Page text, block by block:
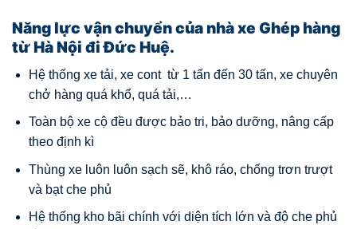
Năng lực vận chuyển của nhà xe Ghép hàng
từ Hà Nội đi Đức Huệ.
Hệ thống xe tải, xe cont từ 1 tấn đến 30 tấn, xe chuyên
chở hàng quá khổ, quá tải,…
Toàn bộ xe cộ đều được bảo tri, bảo dưỡng, nâng cấp
theo định kì
Thùng xe luôn luôn sạch sẽ, khô ráo, chống trơn trượt
và bạt che phủ
Hệ thống kho bãi chính với diện tích lớn và độ che phủ